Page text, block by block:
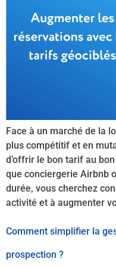
Face à un marché de la
plus compétitif et en
d’offrir le bon tarif au
que conciergerie Airbnb
durée, vous cherchez
activité et à augmenter
Comment simplifier la
prospection ?